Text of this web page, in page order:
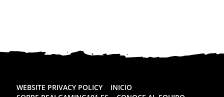
WEBSITE PRIVACY POLICY
INICIO